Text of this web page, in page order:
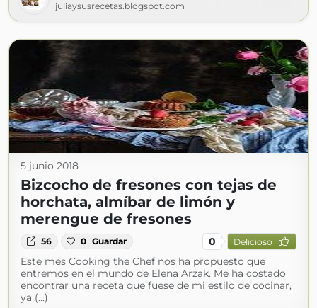
juliaysusrecetas.blogspot.com
5 junio 2018
Bizcocho de fresones con tejas de
horchata, almíbar de limón y
merengue de fresones
56 0 Guardar 0 Delicioso
Este mes Cooking the Chef nos ha propuesto que
entremos en el mundo de Elena Arzak. Me ha costado
encontrar una receta que fuese de mi estilo de cocinar,
ya (...)